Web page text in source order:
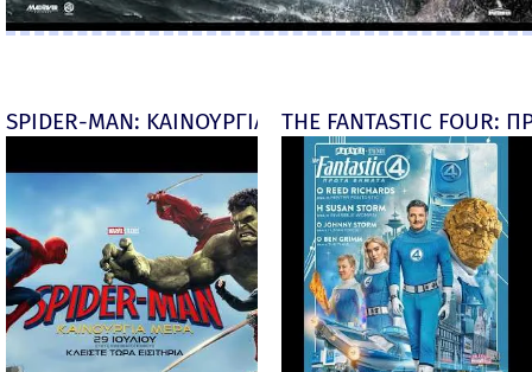
SPIDER-MAN: ΚΑΙΝΟΥΡΓΙΑ ΜΕΡΑ (Spider-Man:
THE FANTASTIC